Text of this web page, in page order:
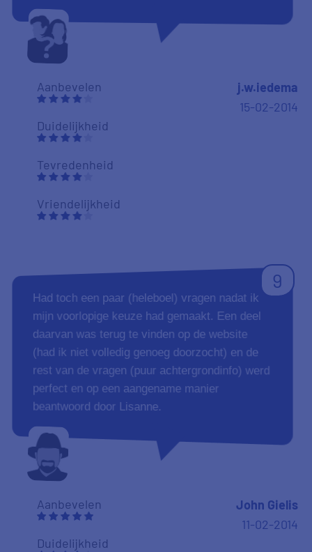
Aanbevelen
Duidelijkheid
Tevredenheid
Vriendelijkheid
j.w.iedema
15-02-2014
9
Had toch een paar (heleboel) vragen nadat ik
mijn voorlopige keuze had gemaakt. Een deel
daarvan was terug te vinden op de website
(had ik niet volledig genoeg doorzocht) en de
rest van de vragen (puur achtergrondinfo) werd
perfect en op een aangename manier
beantwoord door Lisanne.
Aanbevelen
Duidelijkheid
John Gielis
11-02-2014